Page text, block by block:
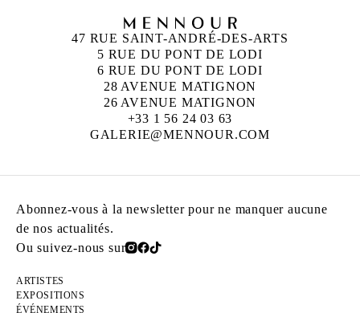
47 RUE SAINT-ANDRÉ-DES-ARTS
5 RUE DU PONT DE LODI
6 RUE DU PONT DE LODI
28 AVENUE MATIGNON
26 AVENUE MATIGNON
+33 1 56 24 03 63
GALERIE@MENNOUR.COM
Abonnez-vous à la newsletter pour ne manquer aucune
de nos actualités.
Ou suivez-nous sur
ARTISTES
EXPOSITIONS
ÉVÉNEMENTS